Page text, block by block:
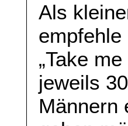
Als
„Take
jeweils
Männern